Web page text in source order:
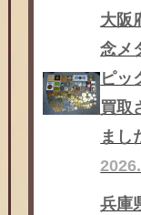
大阪
念メ
ピッ
買取
まし
兵庫